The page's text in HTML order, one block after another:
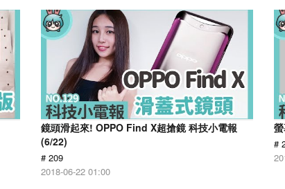
鏡頭滑起來! OPPO Find X超搶鏡 科技小電報
(6/22)
# 209
2018-06-22 01:00
#